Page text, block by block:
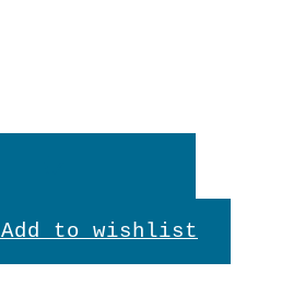
den
Add to wishlist